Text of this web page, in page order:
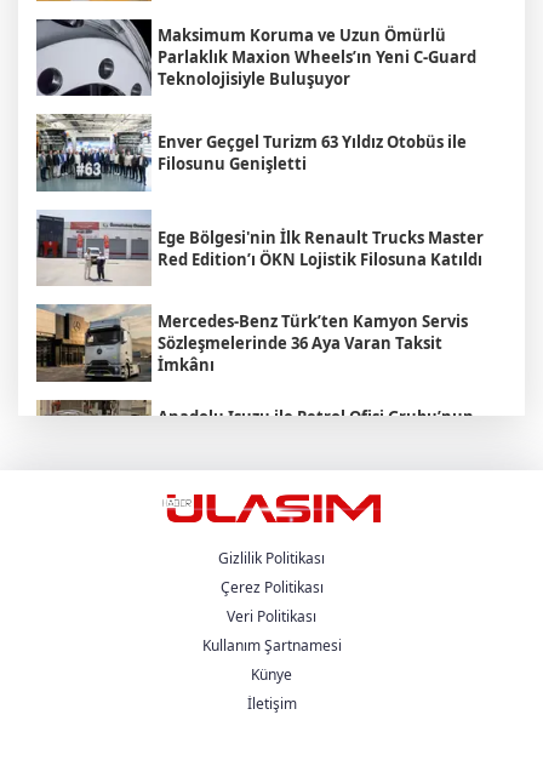
Maksimum Koruma ve Uzun Ömürlü
Parlaklık Maxion Wheels’ın Yeni C-Guard
Teknolojisiyle Buluşuyor
Enver Geçgel Turizm 63 Yıldız Otobüs ile
Filosunu Genişletti
Ege Bölgesi'nin İlk Renault Trucks Master
Red Edition’ı ÖKN Lojistik Filosuna Katıldı
Mercedes-Benz Türk’ten Kamyon Servis
Sözleşmelerinde 36 Aya Varan Taksit
İmkânı
Anadolu Isuzu ile Petrol Ofisi Grubu’nun
MAN , "Driving. People. Partner."
Transportation 2026'da
Heiko Selzam 1 Ağustos İtibarıyla Yeni
Görevine Başladı
Aybir Lojistik Filosunun Üçte İkisini
Gizlilik Politikası
Çerez Politikası
Veri Politikası
Kullanım Şartnamesi
Künye
İletişim